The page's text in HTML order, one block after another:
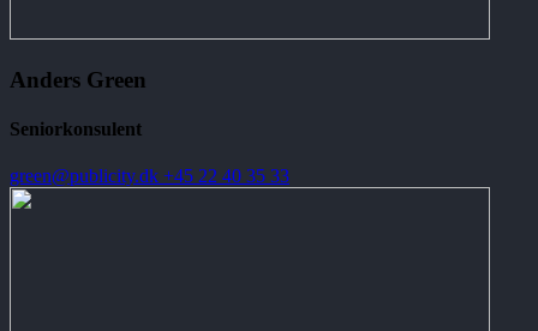
Anders Green
Seniorkonsulent
green@publicity.dk +45 22 40 35 33